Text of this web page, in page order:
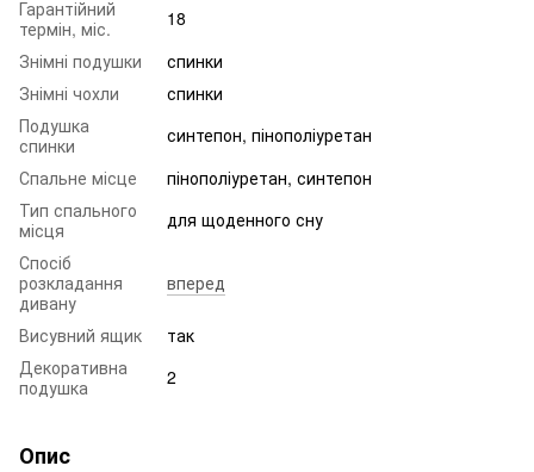
Гарантійний
термін, міс.
18
Знімні подушки
спинки
Знімні чохли
спинки
Подушка
спинки
синтепон, пінополіуретан
Спальне місце
пінополіуретан, синтепон
Тип спального
місця
для щоденного сну
Спосіб
розкладання
дивану
вперед
Висувний ящик
так
Декоративна
подушка
2
Опис